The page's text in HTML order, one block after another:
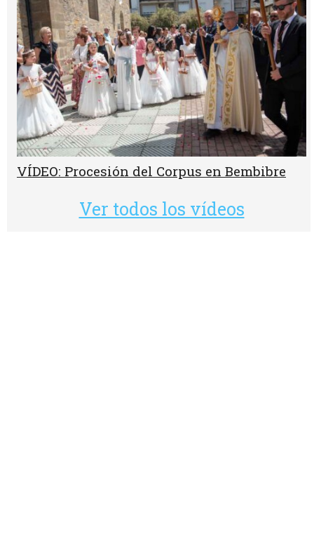
VÍDEO: Procesión del Corpus en Bembibre
Ver todos los vídeos